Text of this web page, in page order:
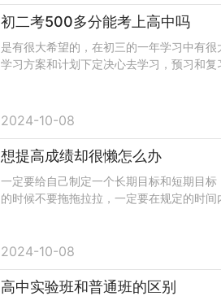
初二考500多分能考上高中吗
是有很大希望的，在初三的一年学习中有
学习方案和计划下定决心去学习，预习和
2024-10-08
想提高成绩却很懒怎么办
一定要给自己制定一个长期目标和短期目
的时候不要拖拖拉拉，一定要在规定的时间
2024-10-08
高中实验班和普通班的区别